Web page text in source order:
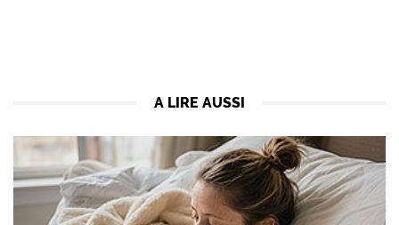
A LIRE AUSSI